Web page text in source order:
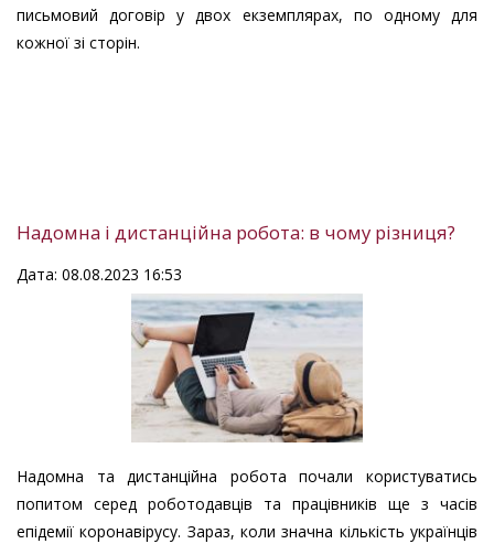
письмовий договір у двох екземплярах, по одному для
кожної зі сторін.
Надомна і дистанційна робота: в чому різниця?
Дата: 08.08.2023 16:53
Надомна та дистанційна робота почали користуватись
попитом серед роботодавців та працівників ще з часів
епідемії коронавірусу. Зараз, коли значна кількість українців